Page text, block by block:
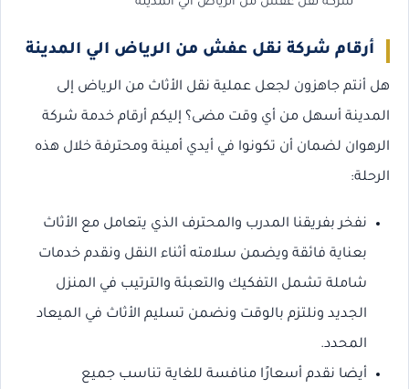
أرقام شركة نقل عفش من الرياض الي المدينة
هل أنتم جاهزون لجعل عملية نقل الأثاث من الرياض إلى
المدينة أسهل من أي وقت مضى؟ إليكم أرقام خدمة شركة
الرهوان لضمان أن تكونوا في أيدي أمينة ومحترفة خلال هذه
الرحلة:
نفخر بفريقنا المدرب والمحترف الذي يتعامل مع الأثاث
بعناية فائقة ويضمن سلامته أثناء النقل ونقدم خدمات
شاملة تشمل التفكيك والتعبئة والترتيب في المنزل
الجديد ونلتزم بالوقت ونضمن تسليم الأثاث في الميعاد
المحدد.
أيضا نقدم أسعارًا منافسة للغاية تناسب جميع